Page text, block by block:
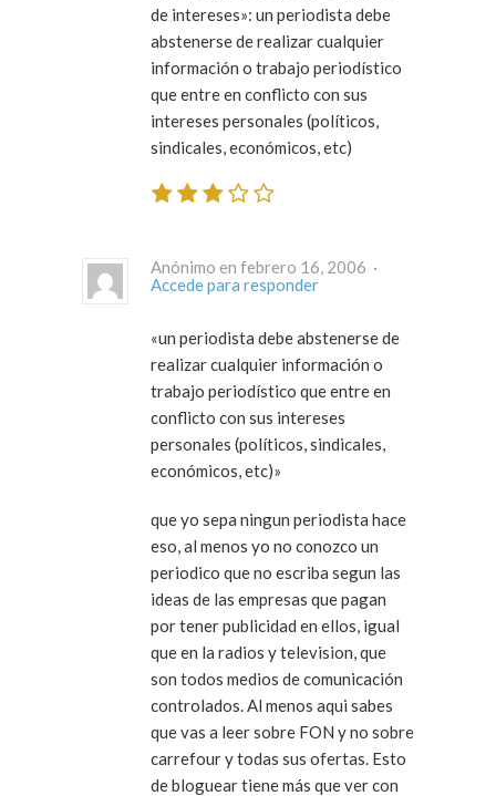
de intereses»: un periodista debe
abstenerse de realizar cualquier
información o trabajo periodístico
que entre en conflicto con sus
intereses personales (políticos,
sindicales, económicos, etc)
Anónimo en febrero 16, 2006 ·
Accede para responder
«un periodista debe abstenerse de
realizar cualquier información o
trabajo periodístico que entre en
conflicto con sus intereses
personales (políticos, sindicales,
económicos, etc)»
que yo sepa ningun periodista hace
eso, al menos yo no conozco un
periodico que no escriba segun las
ideas de las empresas que pagan
por tener publicidad en ellos, igual
que en la radios y television, que
son todos medios de comunicación
controlados. Al menos aqui sabes
que vas a leer sobre FON y no sobre
carrefour y todas sus ofertas. Esto
de bloguear tiene más que ver con